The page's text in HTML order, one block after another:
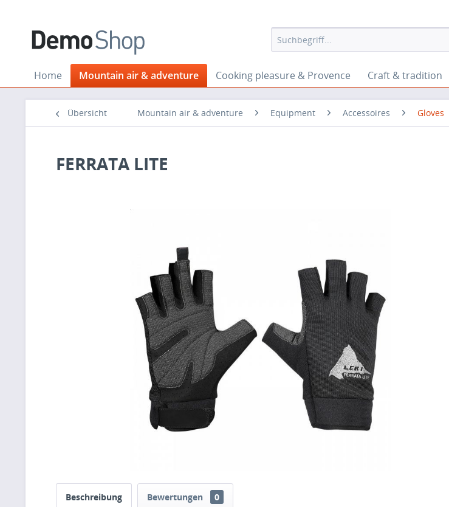
Home Mountain air & adventure Cooking pleasure & Provence Craft & tradition
Übersicht Mountain air & adventure Equipment Accessoires Gloves
FERRATA LITE
Beschreibung Bewertungen 0